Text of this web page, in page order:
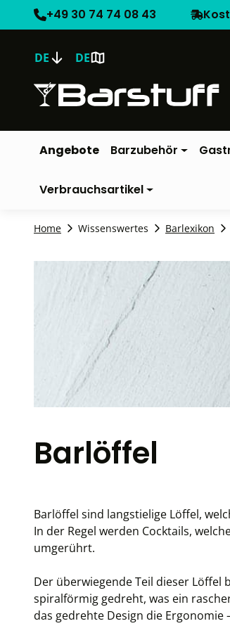
+49 30 74 74 08 43
DE DE
Angebote Barzubehör
Verbrauchsartikel
Home Wissenswertes Barlexikon
Barlöffel
Barlöffel sind langstielige Löffel,
In der Regel werden Cocktails,
umgerührt.
Der überwiegende Teil dieser Löffel
spiralförmig gedreht, was ein
das gedrehte Design die